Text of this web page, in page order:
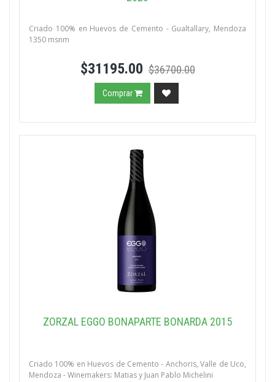
Criado 100% en Huevos de Cemento - Gualtallary, Mendoza
1350 msnm
$31195.00 $36700.00
Comprar
ZORZAL EGGO BONAPARTE BONARDA 2015
Criado 100% en Huevos de Cemento - Anchoris, Valle de Uco,
Mendoza - Winemakers: Matias y Juan Pablo Michelini